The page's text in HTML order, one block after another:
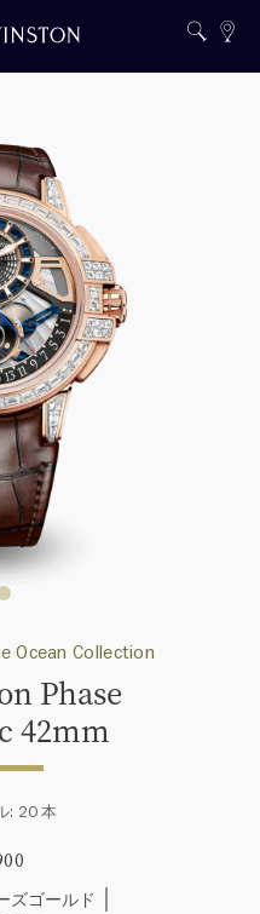
Ocean Collection
Phase
42mm
: 20 本
ズゴールド